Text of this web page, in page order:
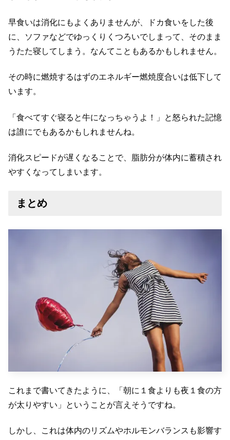
早食いは消化にもよくありませんが、ドカ食いをした後
に、ソファなどでゆっくりくつろいでしまって、そのまま
うたた寝してしまう。なんてこともあるかもしれません。
その時に燃焼するはずのエネルギー燃焼度合いは低下して
います。
「食べてすぐ寝ると牛になっちゃうよ！」と怒られた記憶
は誰にでもあるかもしれませんね。
消化スピードが遅くなることで、脂肪分が体内に蓄積され
やすくなってしまいます。
まとめ
これまで書いてきたように、「朝に１食よりも夜１食の方
が太りやすい」ということが言えそうですね。
しかし、これは体内のリズムやホルモンバランスも影響す